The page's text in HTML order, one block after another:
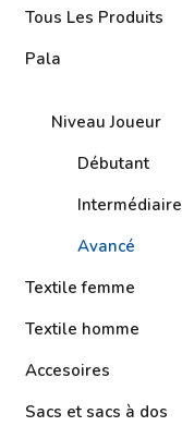
Tous Les Produits
Pala
Niveau Joueur
Débutant
Intermédiaire
Avancé
Textile femme
Textile homme
Accesoires
Sacs et sacs à dos